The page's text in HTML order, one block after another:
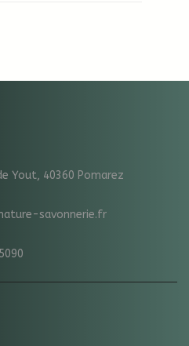
Yout, 40360 Pomarez
savonnerie.fr